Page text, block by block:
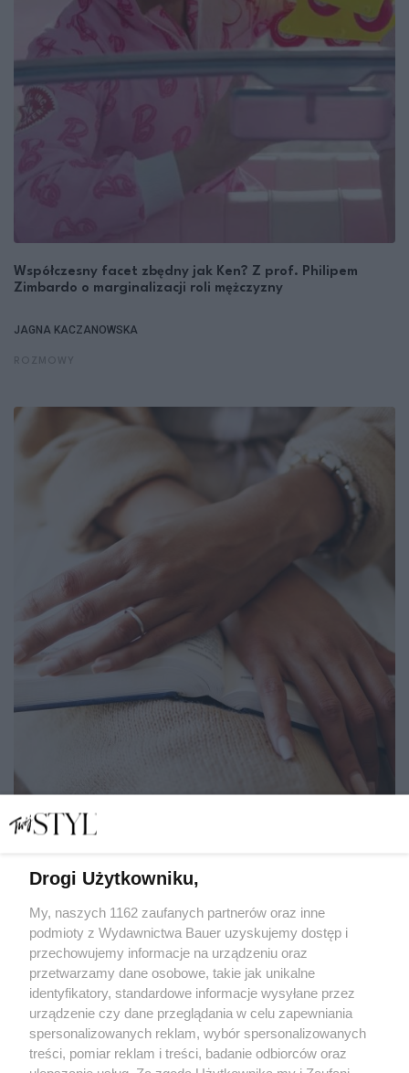
Współczesny facet zbędny jak Ken? Z prof. Philipem
Zimbardo o marginalizacji roli mężczyzny
JAGNA KACZANOWSKA
metody w 5 minut – niekoniecznie! Jak dobrze wybrać?
MAGDALENA JANKOWSKA
ROZWÓJ
Drogi Użytkowniku,
My, naszych 1162 zaufanych partnerów oraz inne
podmioty z Wydawnictwa Bauer uzyskujemy dostęp i
przechowujemy informacje na urządzeniu oraz
przetwarzamy dane osobowe, takie jak unikalne
identyfikatory, standardowe informacje wysyłane przez
urządzenie czy dane przeglądania w celu zapewniania
spersonalizowanych reklam, wybór spersonalizowanych
treści, pomiar reklam i treści, badanie odbiorców oraz